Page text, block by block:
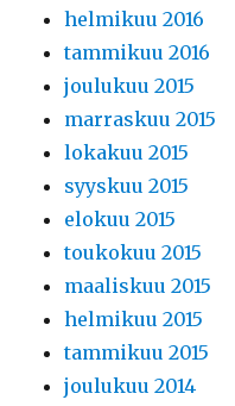
helmikuu 2016
tammikuu 2016
joulukuu 2015
marraskuu 2015
lokakuu 2015
syyskuu 2015
elokuu 2015
toukokuu 2015
maaliskuu 2015
helmikuu 2015
tammikuu 2015
joulukuu 2014